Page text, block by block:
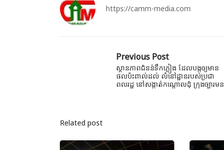
https://camm-media.com
Previous Post
ស្ថានភាពជំនន់ទឹកភ្លៀង ដែលបង្កឲ្យមាន
ផលប៉ះពាល់ដល់ លំនៅដ្ឋានរបស់ប្រជា
ពលរដ្ឋ នៅសង្កាត់កណ្ដោលដុំ ក្រុងច្បារមន
Related post